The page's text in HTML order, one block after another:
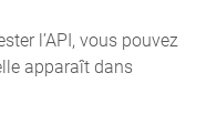
l’API, vous pouvez
apparaît dans